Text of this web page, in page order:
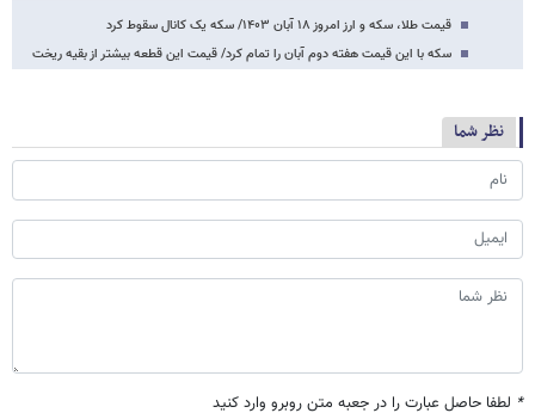
قیمت طلا، سکه و ارز امروز ۱۸ آبان ۱۴۰۳/ سکه یک کانال سقوط کرد
سکه با این قیمت هفته دوم آبان را تمام کرد/ قیمت این قطعه بیشتر از بقیه ریخت
نظر شما
* لطفا حاصل عبارت را در جعبه متن روبرو وارد کنید